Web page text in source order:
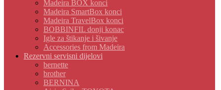
Madeira BOX konci
Madeira SmartBox konci
Madeira TravelBox konci
BOBBINFIL donji konac
Igle za štikanje i šivanje
Accessories from Madeira
Rezervni servisni dijelovi
bernette
brother
BERNINA